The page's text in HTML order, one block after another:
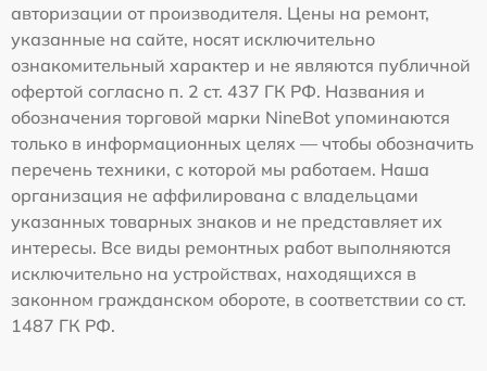
авторизации от производителя. Цены на ремонт,
указанные на сайте, носят исключительно
ознакомительный характер и не являются публичной
офертой согласно п. 2 ст. 437 ГК РФ. Названия и
обозначения торговой марки NineBot упоминаются
только в информационных целях — чтобы обозначить
перечень техники, с которой мы работаем. Наша
организация не аффилирована с владельцами
указанных товарных знаков и не представляет их
интересы. Все виды ремонтных работ выполняются
исключительно на устройствах, находящихся в
законном гражданском обороте, в соответствии со ст.
1487 ГК РФ.